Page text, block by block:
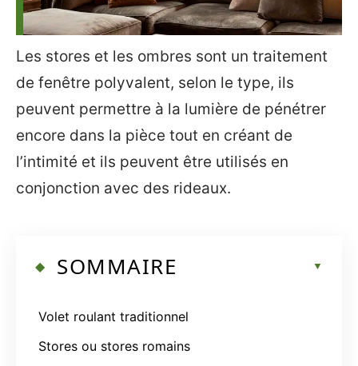
Les stores et les ombres sont un traitement
de fenêtre polyvalent, selon le type, ils
peuvent permettre à la lumière de pénétrer
encore dans la pièce tout en créant de
l’intimité et ils peuvent être utilisés en
conjonction avec des rideaux.
SOMMAIRE
Volet roulant traditionnel
Stores ou stores romains